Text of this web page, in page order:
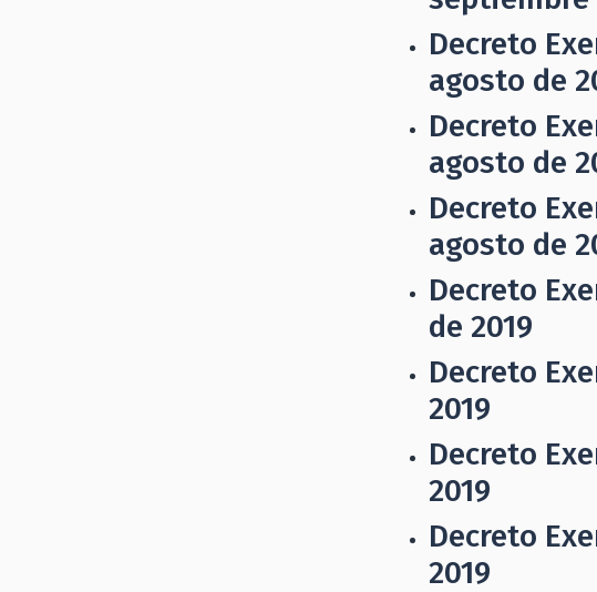
Decreto
agosto de
Decreto
agosto de
Decreto
agosto de
Decreto
de 2019
Decreto
2019
Decreto
2019
Decreto
2019